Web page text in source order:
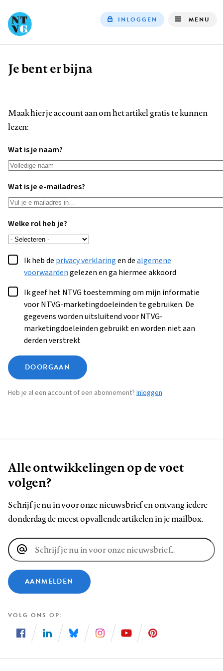
INLOGGEN MENU
Kruimelpad
Je bent er bijna
Maak hier je account aan om het artikel gratis te kunnen
lezen:
Wat is je naam?
Wat is je e-mailadres?
Welke rol heb je?
Ik heb de privacy verklaringen dealgemene
voorwaardengelezen en ga hiermee akkoord
Ik geef het NTVG toestemming om mijn informatie
voor NTVG-marketingdoeleinden te gebruiken. De
gegevens worden uitsluitend voor NTVG-
marketingdoeleinden gebruikt en worden niet aan
derden verstrekt
DOORGAAN
Heb je al een account of een abonnement? Inloggen
Alle ontwikkelingen op de voet
volgen?
Schrijf je nu in voor onze nieuwsbrief en ontvang iedere
donderdag de meest opvallende artikelen in je mailbox.
E-
mailadres
AANMELDEN
VOLG ONS OP
ons
ons
ons
ons
ons
ons